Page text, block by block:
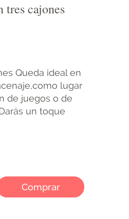
cajones
Queda ideal en
lugar
de juegos o de
un toque
Comprar